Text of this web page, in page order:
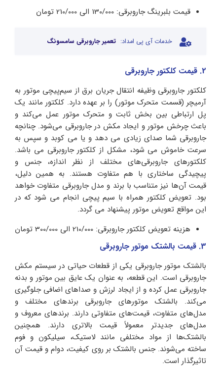
قیمت بلبرینگ جاروبرقی: 130/000 الی 210/000 تومان
خدمات آی پی امداد: تعمیر جاروبرقی سامسونگ
2. قیمت کلکتور جاروبرقی
کلکتور جاروبرقی وظیفه انتقال جریان برق از سیم‌پیچی موتور به
آرمیچر (قسمت متحرک موتور) را بر عهده دارد. کلکتور مانند یک
پل ارتباطی بین بخش ثابت و متحرک موتور عمل می‌کند و
باعث چرخش موتور و ایجاد مکش در جاروبرقی می‌شود. چنانچه
جاروبرقی شما صدای زیادی می دهد و یا می کوبد و سپس به
سرعت خاموش می شود، مشکل از کلکتور جاروبرقی می باشد.
کلکتورهای جاروبرقی‌های مختلف از نظر اندازه، جنس و
پیچیدگی ساختاری با هم متفاوت هستند. به همین دلیل،
قیمت آن‌ها نیز متناسب با برند و مدل جاروبرقی متفاوت خواهد
بود. تعویض کلکتور همراه با سیم پیچی انجام می شود که در
این مواقع تعویض موتور پیشنهاد می گردد.
هزینه تعویض کلکتور جاروبرقی: 210/000 الی 300/000 تومان
3. قیمت بالشتک موتور جاروبرقی
بالشتک موتور جاروبرقی یکی از قطعات حیاتی در سیستم مکش
جاروبرقی است. این قطعه، به عنوان یک عایق بین موتور و بدنه
جاروبرقی عمل کرده و از ایجاد لرزش و صداهای اضافی جلوگیری
می‌کند. بالشتک موتورهای جاروبرقی برندهای مختلف و
مدل‌های متفاوت، قیمت‌های متفاوتی دارند. برندهای معروف و
مدل‌های جدیدتر معمولاً قیمت بالاتری دارند. همچنین
بالشتک‌ها از مواد مختلفی مانند لاستیک، سیلیکون و فوم
ساخته می‌شوند. جنس بالشتک بر روی کیفیت، دوام و قیمت آن
تاثیرگذار است.